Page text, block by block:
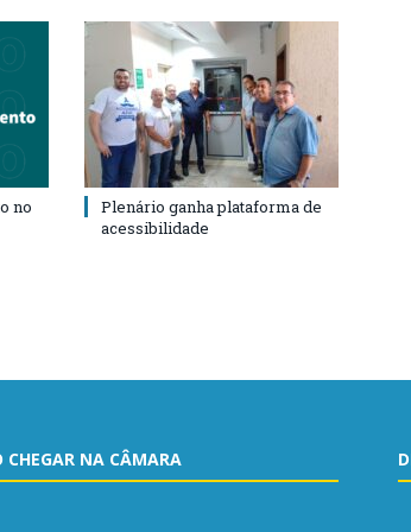
no
Plenário ganha plataforma de
acessibilidade
CHEGAR NA CÂMARA